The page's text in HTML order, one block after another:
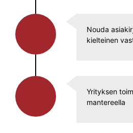
Nouda
kielteinen
Yrityksen
mantereella